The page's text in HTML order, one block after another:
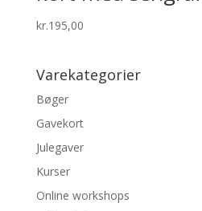
kr.195,00
Varekategorier
Bøger
Gavekort
Julegaver
Kurser
Online workshops